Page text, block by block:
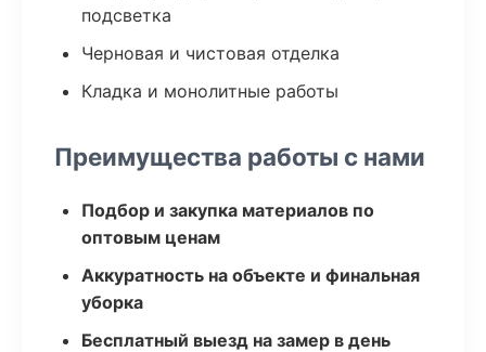
подсветка
Черновая и чистовая отделка
Кладка и монолитные работы
Преимущества работы с нами
Подбор и закупка материалов по
оптовым ценам
Аккуратность на объекте и финальная
уборка
Бесплатный выезд на замер в день